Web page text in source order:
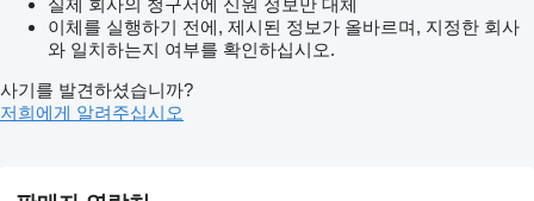
이체를 실행하기 전에, 제시된 정보가 올바르며, 지정한 회사
와 일치하는지 여부를 확인하십시오.
사기를 발견하셨습니까?
저희에게 알려주십시오